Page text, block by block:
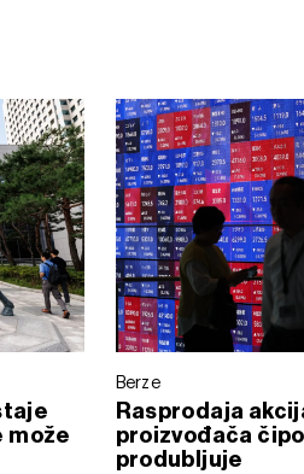
može
Berze
Rasprodaja
proizvođača
produbljuje